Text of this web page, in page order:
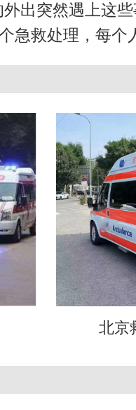
出突然遇上这
急救处理，每个
北京